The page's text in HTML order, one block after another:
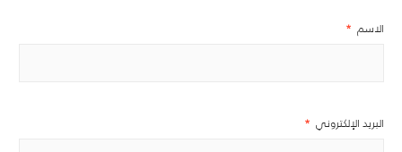
الاسم *
البريد الإلكتروني *